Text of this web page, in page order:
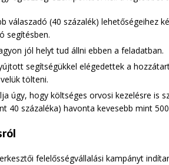
válaszadó (40 százalék) lehetőségeihez
segítésben.
jól helyt tud állni ebben a feladatban.
segítségükkel elégedettek a
tölteni.
úgy, hogy költséges orvosi kezelésre
40 százaléka) havonta kevesebb mint
felelősségvállalási kampányt